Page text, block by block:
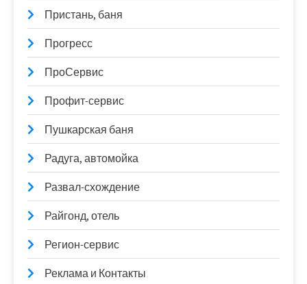
Пристань, баня
Прогресс
ПроСервис
Профит-сервис
Пушкарская баня
Радуга, автомойка
Развал-схождение
Райгонд, отель
Регион-сервис
Реклама и Контакты